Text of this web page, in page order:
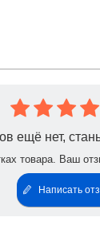
ещё нет,
товара. Ваш
Написать